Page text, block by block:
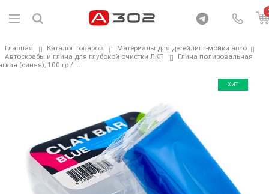
Главная Каталог товаров
Материалы для детейлинг-мойки авто
Автоскрабы и глина для глубокой очистки ЛКП
Глина полировальная
(синяя), 100 гр /....
ХИТ